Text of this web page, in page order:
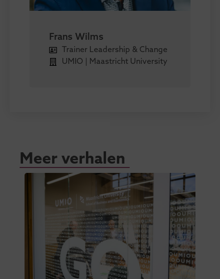
Frans Wilms
Trainer Leadership & Change
UMIO | Maastricht University
Meer verhalen